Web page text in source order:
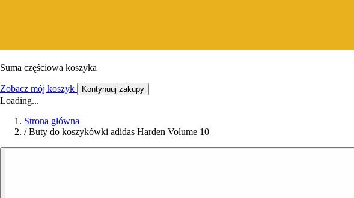
Suma częściowa koszyka
Zobacz mój koszyk Kontynuuj zakupy
Loading...
Strona główna
/ Buty do koszykówki adidas Harden Volume 10